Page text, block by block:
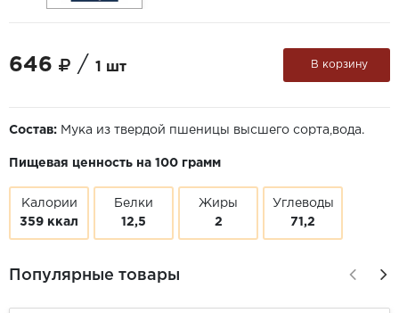
646 / 1 шт В корзину
Состав: Мука из твердой пшеницы высшего сорта,вода.
Пищевая ценность на 100 грамм
Калории
359 ккал
Белки
12,5
Жиры
2
Углеводы
71,2
Популярные товары